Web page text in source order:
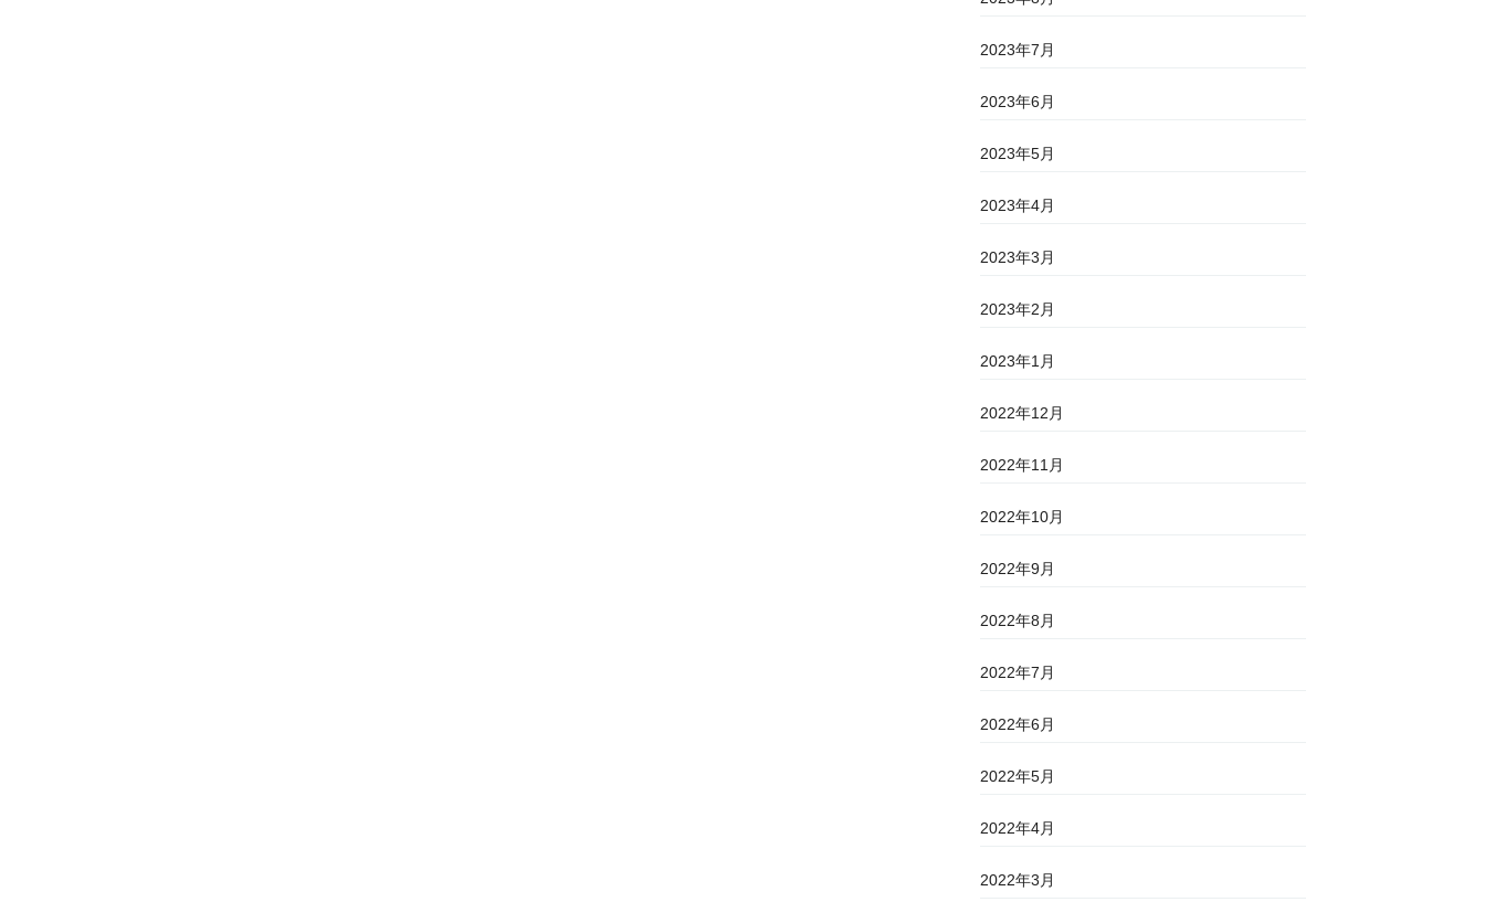
2023年7月
2023年6月
2023年5月
2023年4月
2023年3月
2023年2月
2023年1月
2022年12月
2022年11月
2022年10月
2022年9月
2022年8月
2022年7月
2022年6月
2022年5月
2022年4月
2022年3月